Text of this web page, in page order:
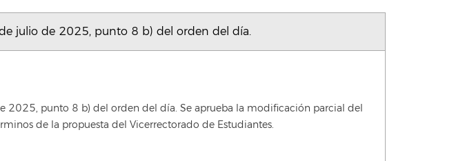
julio de 2025, punto 8 b) del orden del día.
punto 8 b) del orden del día. Se aprueba la modificación parcial del
de la propuesta del Vicerrectorado de Estudiantes.